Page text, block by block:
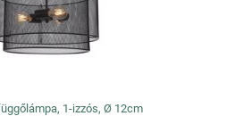
1-izzós, Ø 12cm